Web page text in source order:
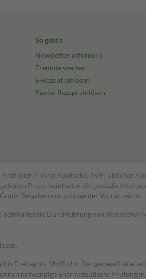
So geht's
Newsletter anfordern
Freunde werben
E-Rezept einlösen
Papier Rezept einlösen
oder in Ihrer Apotheke. AVP: Üblicher
Preise beinhalten die gesetzlich
Beigaben nur solange der Vorrat reicht.
die Durchführung von
Freitag bis 18:00 Uhr. Der genaue
notwendige pharmazeutische